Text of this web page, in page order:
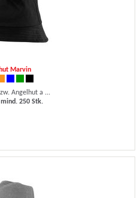
Marvin
Angelhut a ...
250 Stk.